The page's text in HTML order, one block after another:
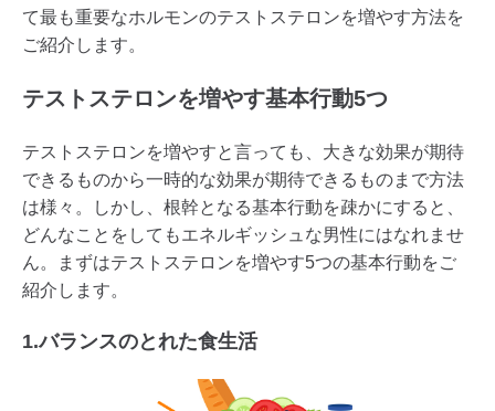
て最も重要なホルモンのテストステロンを増やす方法を
ご紹介します。
テストステロンを増やす基本行動5つ
テストステロンを増やすと言っても、大きな効果が期待
できるものから一時的な効果が期待できるものまで方法
は様々。しかし、根幹となる基本行動を疎かにすると、
どんなことをしてもエネルギッシュな男性にはなれませ
ん。まずはテストステロンを増やす5つの基本行動をご
紹介します。
1.バランスのとれた食生活